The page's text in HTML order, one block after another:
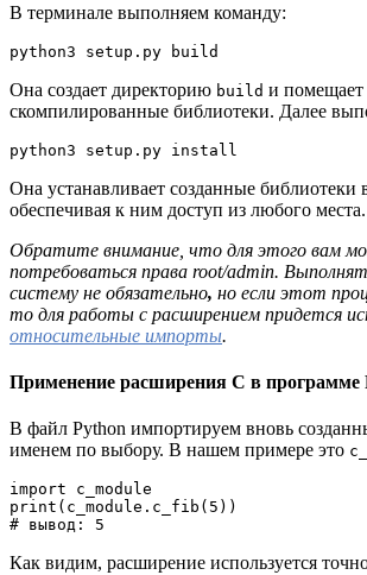
В терминале выполняем команду:
python3 setup.py build
Она создает директорию build и помещает
скомпилированные библиотеки. Далее
python3 setup.py install
Она устанавливает созданные библиотеки
обеспечивая к ним доступ из любого места.
Обратите внимание, что для этого вам
потребоваться права root/admin.
систему не обязательно, но если этот
то для работы с расширением придется
относительные импорты.
Применение расширения С в программе
В файл Python импортируем вновь
именем по выбору. В нашем примере это
import c_module
print(c_module.c_fib(5))
# вывод: 5
Как видим, расширение используется